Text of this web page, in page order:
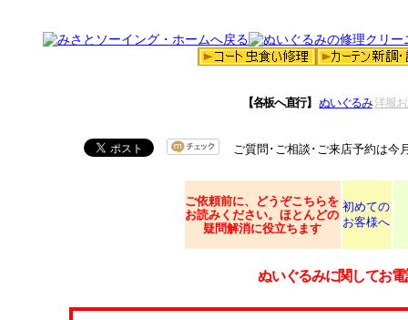
【各板へ直行】 ぬいぐるみ 洋服
ご質問･ご相談･ご来店予約は今
ご依頼前に、どうぞこちらを
お読みください。ほとんどの
疑問解消に役立ちます
初めての
お客様へ
ぬいぐるみに関してお